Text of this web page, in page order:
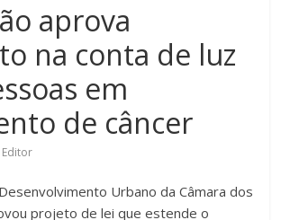
aprova
na conta de luz
em
de câncer
Editor
Urbano da Câmara dos
projeto de lei que estende o